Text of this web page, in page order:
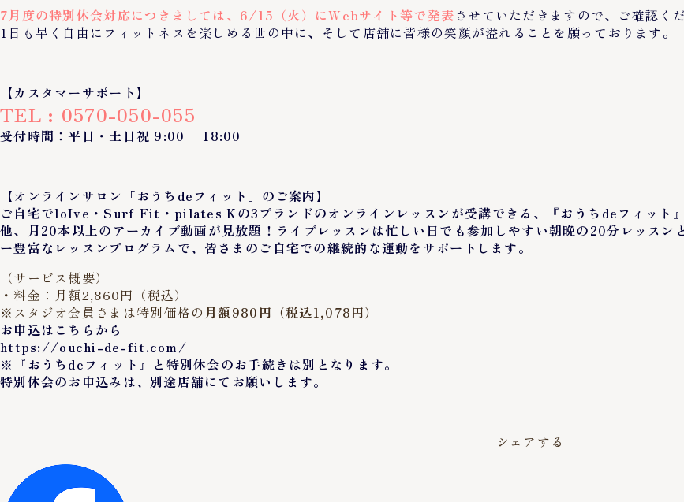
7月度の特別休会対応につきましては、6/15（火）にWebサイト等で発表させていただきますので、ご確認く
1日も早く自由にフィットネスを楽しめる世の中に、そして店舗に皆様の笑顔が溢れることを願っております。
【カスタマーサポート】
TEL : 0570-050-055
受付時間：平日・土日祝 9:00 – 18:00
【オンラインサロン「おうちdeフィット」のご案内】
ご自宅でloIve・Surf Fit・pilates Kの3ブランドのオンラインレッスンが受講できる、『おうちdeフィット
他、月20本以上のアーカイブ動画が見放題！ライブレッスンは忙しい日でも参加しやすい朝晩の20分レッスン
ー豊富なレッスンプログラムで、皆さまのご自宅での継続的な運動をサポートします。
（サービス概要）
・料金：月額2,860円（税込）
※スタジオ会員さまは特別価格の 月額980円（税込1,078円）
お申込はこちらから
https://ouchi-de-fit.com/
※『おうちdeフィット』と特別休会のお手続きは別となります。
特別休会のお申込みは、別途店舗にてお願いします。
シェアする